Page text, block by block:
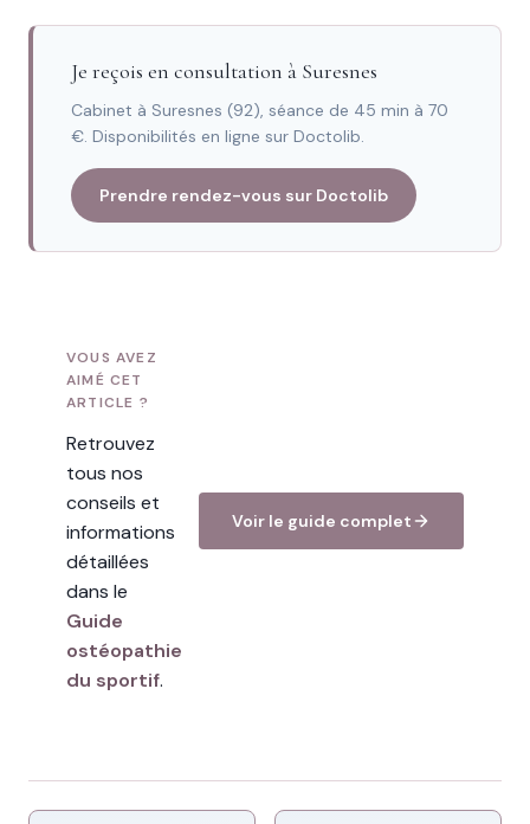
Je reçois en consultation à Suresnes
Cabinet à Suresnes (92), séance de 45 min à 70
€. Disponibilités en ligne sur Doctolib.
Prendre rendez-vous sur Doctolib
VOUS AVEZ
AIMÉ CET
ARTICLE ?
Retrouvez
tous nos
conseils et
informations
détaillées
dans le
Guide
ostéopathie
du sportif.
Voir le guide complet